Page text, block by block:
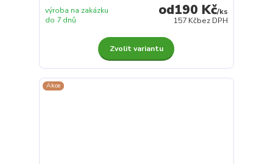
190 Kč/ks
157 Kčbez DPH
výroba na zakázku
do 7 dnů
Zvolit variantu
Akce